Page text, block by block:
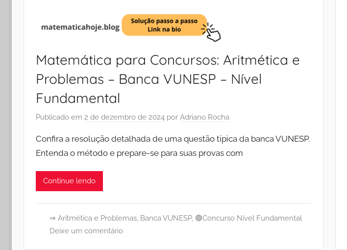
Matemática para Concursos: Aritmética e
Problemas – Banca VUNESP – Nível
Fundamental
Publicado em 2 de dezembro de 2024 por Adriano Rocha
Confira a resolução detalhada de uma questão típica da banca VUNESP.
Entenda o método e prepare-se para suas provas com
Continue lendo
⇒ Aritmética e Problemas, Banca VUNESP, 🟢Concurso Nível Fundamental
Deixe um comentário